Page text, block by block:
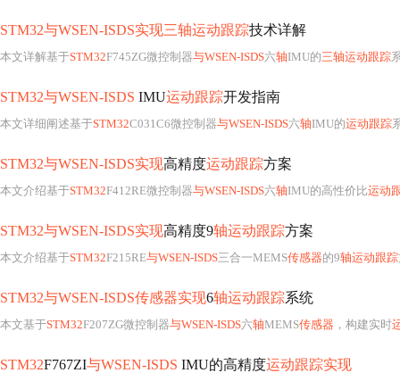
STM32与WSEN-ISDS实现三轴运动跟踪技术详解
本文详解基于STM32F745ZG微控制器与WSEN-ISDS六轴IMU的三轴运动跟踪
STM32与WSEN-ISDS IMU运动跟踪开发指南
本文详细阐述基于STM32C031C6微控制器与WSEN-ISDS六轴IMU的运动跟踪
STM32与WSEN-ISDS实现高精度运动跟踪方案
本文介绍基于STM32F412RE微控制器与WSEN-ISDS六轴IMU的高性价比运动
STM32与WSEN-ISDS实现高精度9轴运动跟踪方案
本文介绍基于STM32F215RE与WSEN-ISDS三合一MEMS传感器的9轴运动跟踪
STM32与WSEN-ISDS传感器实现6轴运动跟踪系统
本文基于STM32F207ZG微控制器与WSEN-ISDS六轴MEMS传感器 ，构建实时
STM32F767ZI与WSEN-ISDS IMU的高精度运动跟踪实现